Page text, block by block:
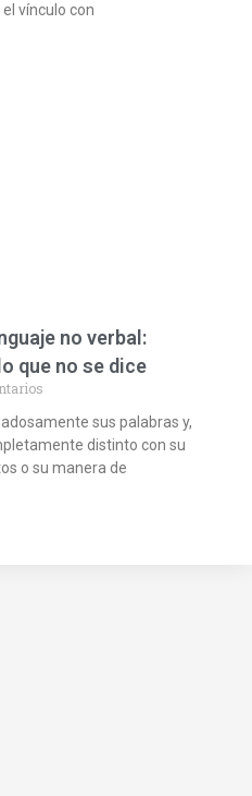
vínculo con
no verbal:
que no se dice
sus palabras y,
distinto con su
o su manera de